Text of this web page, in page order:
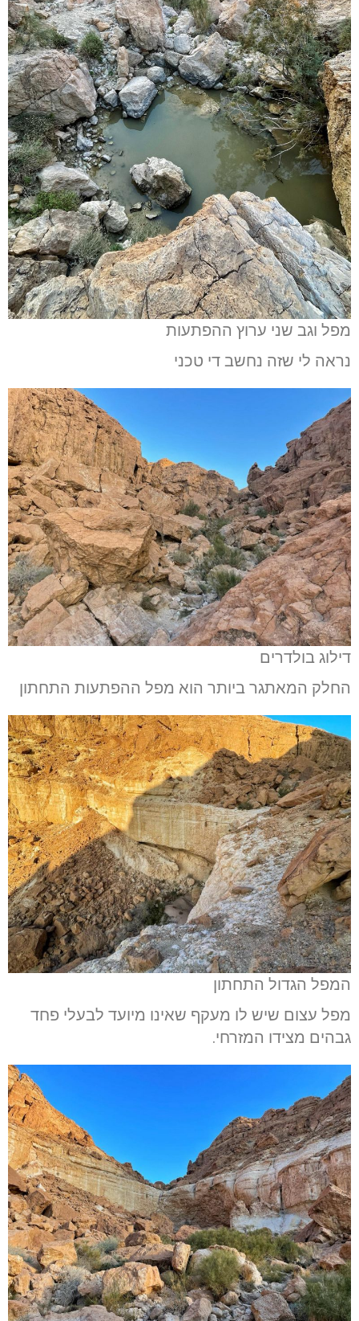
מפל וגב שני ערוץ ההפתעות
נראה לי שזה נחשב די טכני
דילוג בולדרים
החלק המאתגר ביותר הוא מפל ההפתעות התחתון
המפל הגדול התחתון
מפל עצום שיש לו מעקף שאינו מיועד לבעלי פחד
גבהים מצידו המזרחי.